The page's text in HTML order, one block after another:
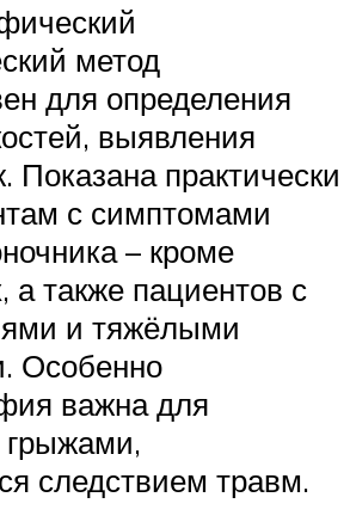
метод
для определения
выявления
Показана практически
с симптомами
– кроме
а также пациентов с
и тяжёлыми
Особенно
важна для
грыжами,
следствием травм.